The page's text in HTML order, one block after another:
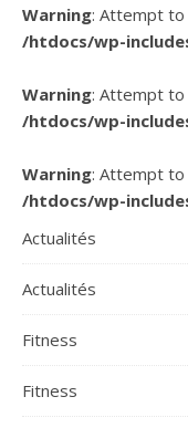
Warning: Attempt to
/htdocs/wp-
Warning: Attempt to
/htdocs/wp-
Warning: Attempt to
/htdocs/wp-
Actualités
Actualités
Fitness
Fitness